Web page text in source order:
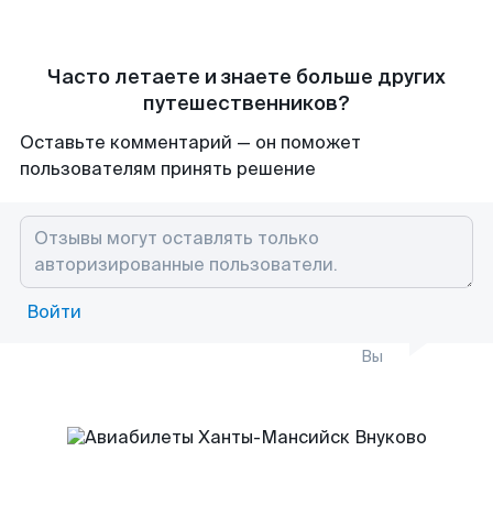
Часто летаете и знаете больше других
путешественников?
Оставьте комментарий — он поможет
пользователям принять решение
Войти
Вы